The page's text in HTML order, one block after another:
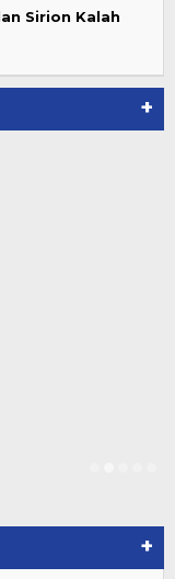
Sirion Kalah
+
Hasil
Te…
+